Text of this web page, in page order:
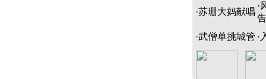
·苏珊大妈献唱
·
告
·武僧单挑城管 ·